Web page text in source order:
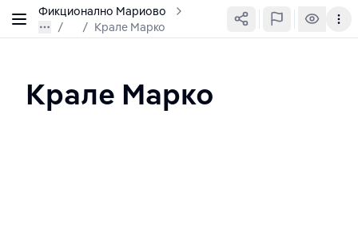
Фикционално Мариово
/ Крале Марко
Крале Марко